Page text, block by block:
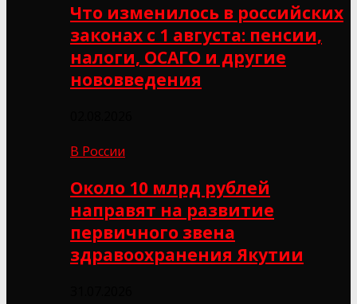
Что изменилось в российских
законах с 1 августа: пенсии,
налоги, ОСАГО и другие
нововведения
В России
Около 10 млрд рублей
направят на развитие
первичного звена
здравоохранения Якутии